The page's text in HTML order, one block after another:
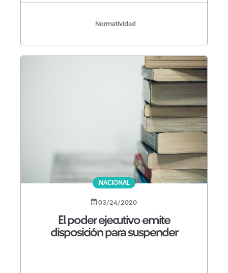
Normatividad
NACIONAL
03/24/2020
El poder ejecutivo emite
disposición para suspender